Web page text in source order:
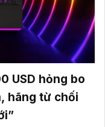
USD hỏng bo
hãng từ chối